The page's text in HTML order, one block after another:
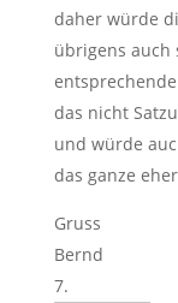
daher würde
übrigens auch
das nicht
und würde
das ganze
Gruss
Bernd